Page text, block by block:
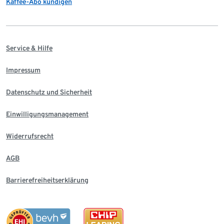
Service & Hilfe
Impressum
Datenschutz und Sicherheit
Einwilligungsmanagement
Widerrufsrecht
AGB
Barrierefreiheitserklärung